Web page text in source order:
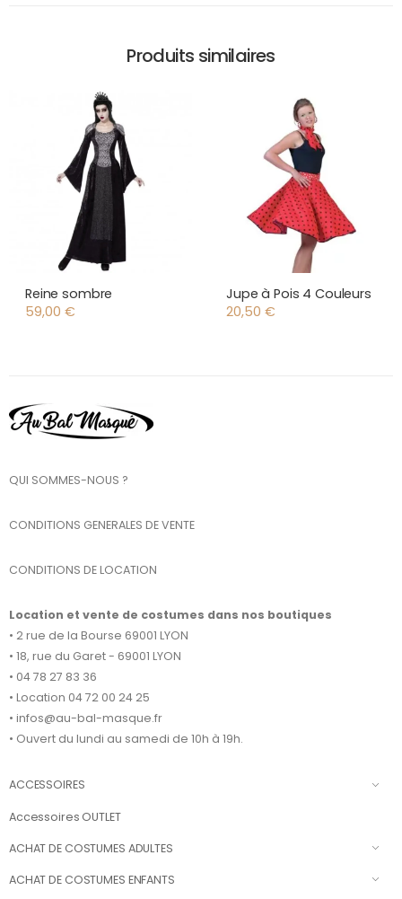
Produits similaires
Reine sombre
59,00 €
Jupe à Pois 4 Couleurs
20,50 €
QUI SOMMES-NOUS ?
CONDITIONS GENERALES DE VENTE
CONDITIONS DE LOCATION
Location et vente de costumes dans nos boutiques
• 2 rue de la Bourse 69001 LYON
• 18, rue du Garet - 69001 LYON
• 04 78 27 83 36
• Location 04 72 00 24 25
• infos@au-bal-masque.fr
• Ouvert du lundi au samedi de 10h à 19h.
ACCESSOIRES
Accessoires OUTLET
ACHAT DE COSTUMES ADULTES
ACHAT DE COSTUMES ENFANTS